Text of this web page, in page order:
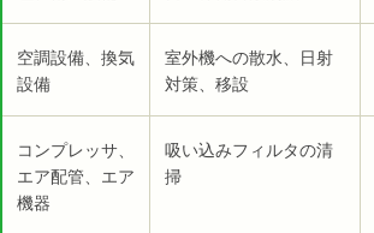
空調設備、換気
設備
室外機への散水、日射
対策、移設
コンプレッサ、
エア配管、エア
機器
吸い込みフィルタの清
掃